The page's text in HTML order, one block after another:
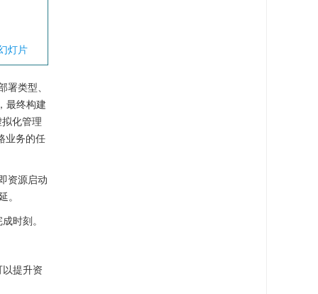
灯片
署类型、
最终构建
化管理
业务的任
资源启动
。
时刻。
提升资